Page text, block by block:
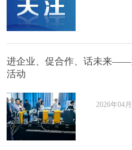
进企业、促合作、话未来——
活动
2026年04